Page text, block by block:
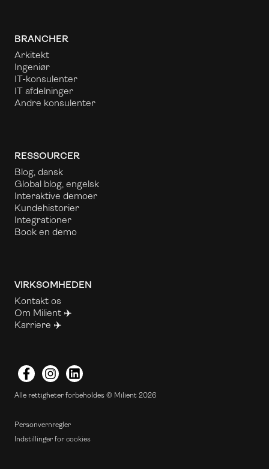
BRANCHER
Arkitekt
Ingeniør
IT-konsulenter
IT afdelninger
Andre konsulenter
RESSOURCER
Blog, dansk
Global blog, engelsk
Interaktive demoer
Kundehistorier
Integrationer
Book en demo
VIRKSOMHEDEN
Kontakt os
Om Milient ✈️
Karriere ✈️
FacebookInstagramLinkedIn
Alle rettigheter forbeholdes © Milient 2026
Personvernregler
Indstillinger for cookies